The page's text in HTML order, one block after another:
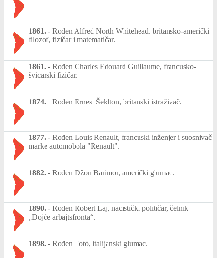
1861. - Rođen Alfred North Whitehead, britansko-američki
filozof, fizičar i matematičar.
1861. - Rođen Charles Edouard Guillaume, francusko-
švicarski fizičar.
1874. - Rođen Ernest Šeklton, britanski istraživač.
1877. - Rođen Louis Renault, francuski inženjer i suosnivač
marke automobola "Renault".
1882. - Rođen Džon Barimor, američki glumac.
1890. - Rođen Robert Laj, nacistički političar, čelnik
„Dojče arbajtsfronta“.
1898. - Rođen Totò, italijanski glumac.